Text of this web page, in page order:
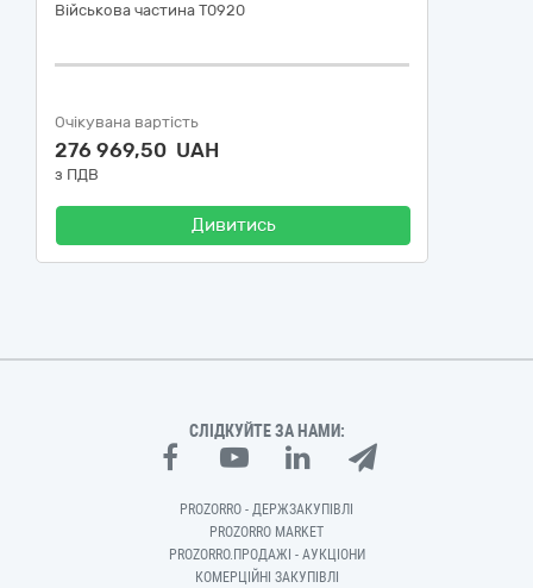
Військова частина Т0920
Очікувана вартість
276 969,50 UAH
з ПДВ
Дивитись
СЛІДКУЙТЕ ЗА НАМИ:
PROZORRO - ДЕРЖЗАКУПІВЛІ
PROZORRO MARKET
PROZORRO.ПРОДАЖІ - АУКЦІОНИ
КОМЕРЦІЙНІ ЗАКУПІВЛІ